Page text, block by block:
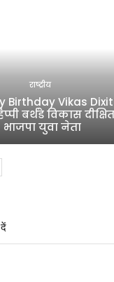
राष्ट्रीय
Birthday Vikas Dixit
बर्थडे विकास दीक्षित
भाजपा युवा नेता